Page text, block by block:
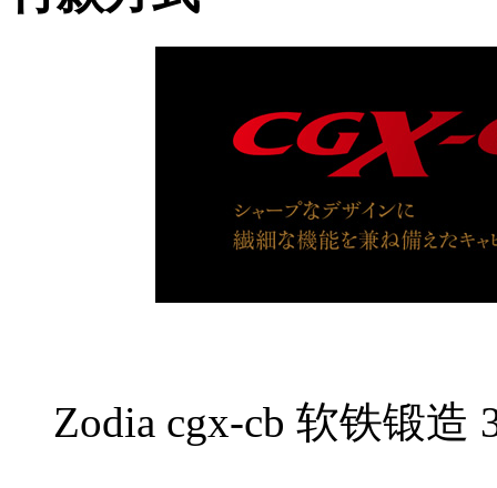
Zodia cgx-cb 软铁锻造